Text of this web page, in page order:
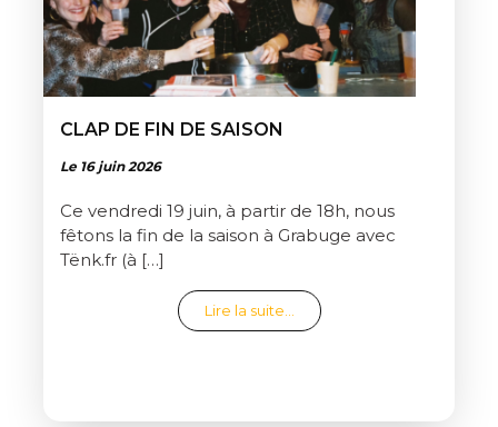
CLAP DE FIN DE SAISON
Le 16 juin 2026
Ce vendredi 19 juin, à partir de 18h, nous
fêtons la fin de la saison à Grabuge avec
Tënk.fr (à […]
Lire la suite… from Clap de fin de saison